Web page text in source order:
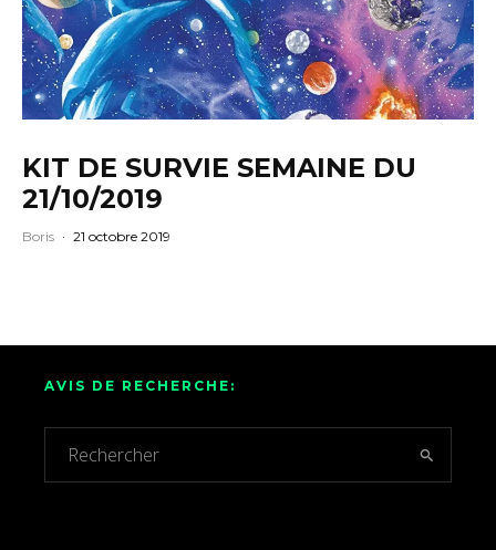
KIT DE SURVIE SEMAINE DU
21/10/2019
Boris · 21 octobre 2019
AVIS DE RECHERCHE: